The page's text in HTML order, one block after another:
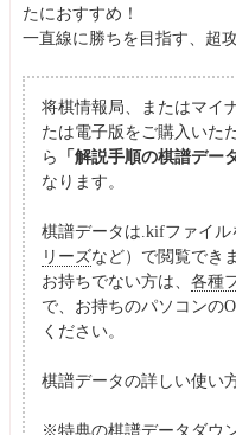
たにおすすめ！
一直線に勝ちを目指す、超
将棋情報局、またはマイ
たは電子版をご購入いた
ら
「解説手順の棋譜デー
なります。
棋譜データは.kifファイ
リーズなど）で閲覧でき
お持ちでない方は、各種
で、お持ちのパソコンの
ください。
棋譜データの詳しい使い
※特典の棋譜データダウ